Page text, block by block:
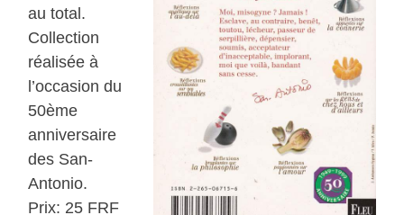
au total.
Collection
réalisée à
l’occasion du
50ème
anniversaire
des San-
Antonio.
Prix: 25 FRF